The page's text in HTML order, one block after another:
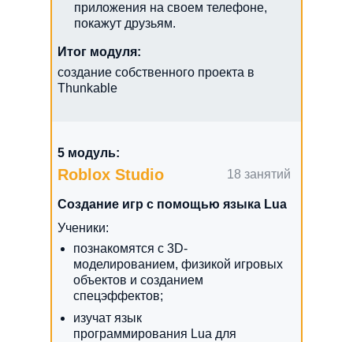
5 модуль:
18 занятий
Roblox Studio
Создание игр с помощью языка Lua
Ученики:
познакомятся с 3D-
моделированием, физикой игровых
объектов и созданием
спецэффектов;
изучат язык
программирования Lua для
создание собственного проекта в
Thunkable
Итог модуля:
приложения на своем телефоне,
покажут друзьям.